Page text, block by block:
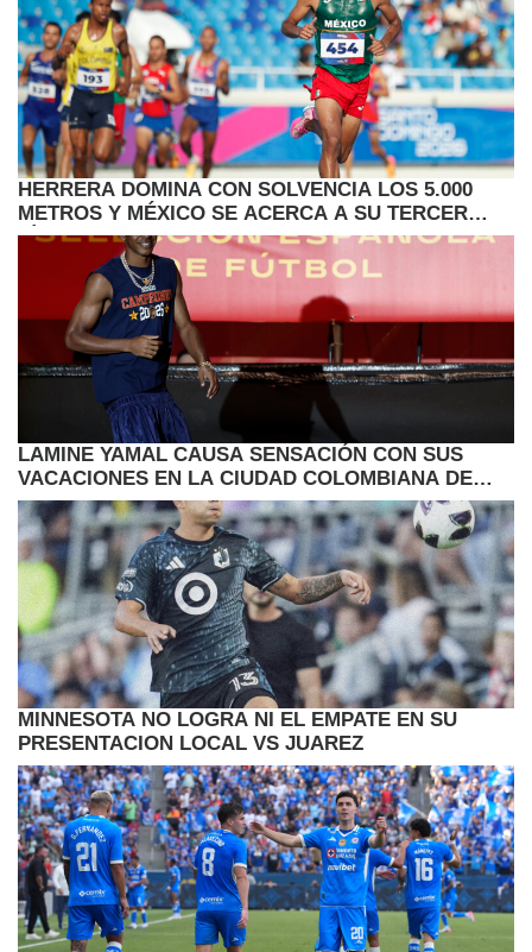
HERRERA DOMINA CON SOLVENCIA LOS 5.000
METROS Y MÉXICO SE ACERCA A SU TERCER
TÍTULO
LAMINE YAMAL CAUSA SENSACIÓN CON SUS
VACACIONES EN LA CIUDAD COLOMBIANA DE
CARTAGENA
MINNESOTA NO LOGRA NI EL EMPATE EN SU
PRESENTACION LOCAL VS JUAREZ